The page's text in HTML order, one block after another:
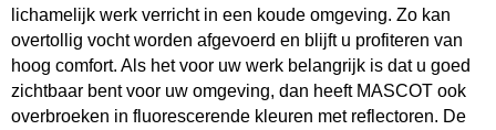
lichamelijk werk verricht in een koude omgeving. Zo kan
overtollig vocht worden afgevoerd en blijft u profiteren van
hoog comfort. Als het voor uw werk belangrijk is dat u goed
zichtbaar bent voor uw omgeving, dan heeft MASCOT ook
overbroeken in fluorescerende kleuren met reflectoren. De